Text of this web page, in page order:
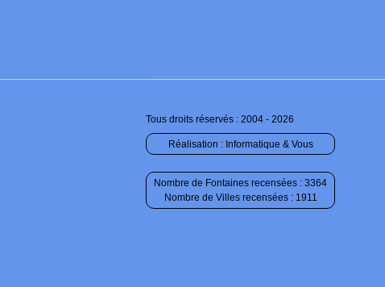
Tous droits réservés : 2004 - 2026
Réalisation : Informatique & Vous
Nombre de Fontaines recensées : 3364
Nombre de Villes recensées : 1911